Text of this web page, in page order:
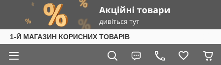
1-Й МАГАЗИН КОРИСНИХ ТОВАРІВ